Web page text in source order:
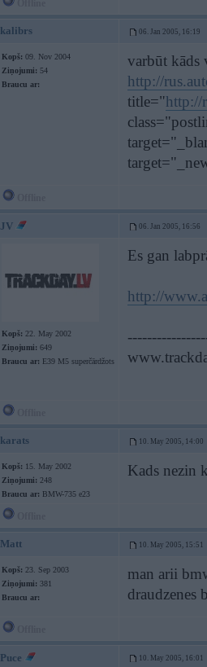
kalibrs 06. Jan 2005, 16:19
Kopš: 09. Nov 2004
Ziņojumi: 54
Braucu ar:
varbūt kāds
http://
title="http://
JV 06. Jan 2005, 16:56
Kopš: 22. May 2002
Ziņojumi: 649
Braucu ar: E39 M5 superčārdžots
Es gan
http://
karats 10. May 2005, 14:00
Kopš: 15. May 2002
Ziņojumi: 248
Braucu ar: BMW-735 e23
Kads nezin
Matt 10. May 2005, 15:51
Kopš: 23. Sep 2003
Ziņojumi: 381
Braucu ar:
man arii
draudzenes
Puce 10. May 2005, 16:01